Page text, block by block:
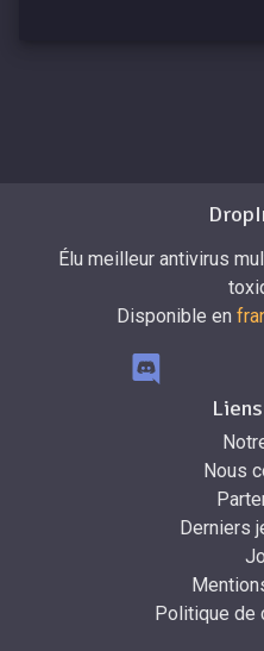
Élu meilleur antivirus
Disponible en
Nous
Derniers
Politique de